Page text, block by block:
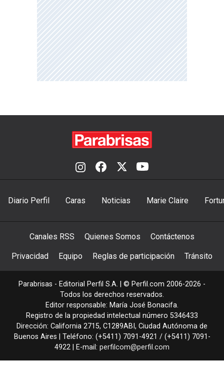
Diario Perfil Caras Noticias Marie Claire
Canales RSS Quienes Somos Contáctenos
Privacidad Equipo Reglas de participación Tránsito
Parabrisas - Editorial Perfil S.A. | © Perfil.com 2006-2026 -
Todos los derechos reservados.
Editor responsable: María José Bonacifa.
Registro de la propiedad intelectual número 5346433
Dirección: California 2715, C1289ABI , Ciudad Autónoma de
Buenos Aires | Teléfono: (+5411) 7091-4921 / (+5411) 7091-
4922 | E-mail: perfilcom@perfil.com